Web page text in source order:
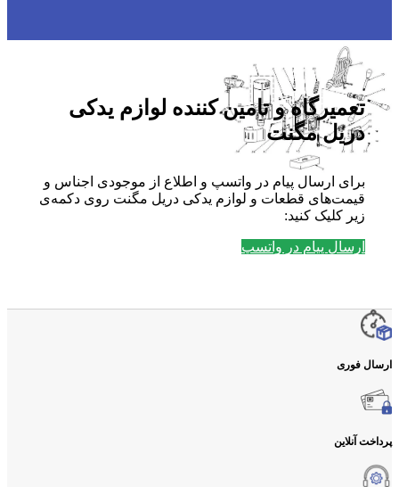
تعمیرگاه و تامین کننده لوازم یدکی
دریل مگنت
برای ارسال پیام در واتسپ و اطلاع از موجودی اجناس و
قیمت‌های قطعات و لوازم یدکی دریل مگنت روی دکمه‌ی
زیر کلیک کنید:
ارسال پیام در واتسپ
ارسال فوری
پرداخت آنلاین